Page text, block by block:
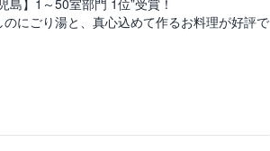
】1～50室部門 1位”受賞！
にごり湯と、真心込めて作るお料理が好評で